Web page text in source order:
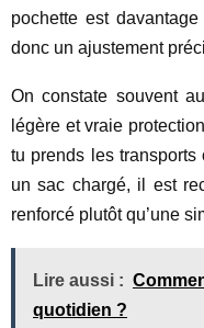
pochette est
donc un ajustement
On constate souvent
légère et vraie
tu prends les
un sac chargé, il est
renforcé plutôt qu’une
Lire aussi :
quotidien ?